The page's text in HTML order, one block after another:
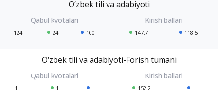
O‘zbek tili va adabiyoti
124 24 100 147.7 118.5
O‘zbek tili va adabiyoti-Forish tumani
1 1 - 152.2 -